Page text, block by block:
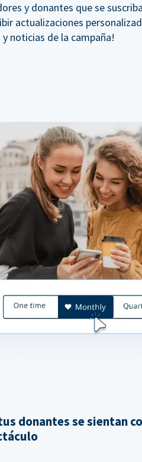
y donantes que se
actualizaciones
noticias de la campaña!
donantes se sientan